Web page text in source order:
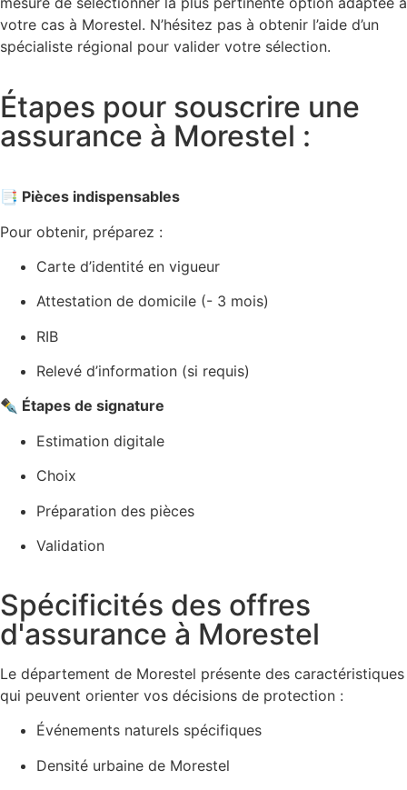
votre cas à Morestel. N’hésitez pas à obtenir l’aide d’un
spécialiste régional pour valider votre sélection.
Étapes pour souscrire une
assurance à Morestel :
📑 Pièces indispensables
Pour obtenir, préparez :
Carte d’identité en vigueur
Attestation de domicile (- 3 mois)
RIB
Relevé d’information (si requis)
✒️ Étapes de signature
Estimation digitale
Choix
Préparation des pièces
Validation
Spécificités des offres
d'assurance à Morestel
Le département de Morestel présente des caractéristiques
qui peuvent orienter vos décisions de protection :
Événements naturels spécifiques
Densité urbaine de Morestel